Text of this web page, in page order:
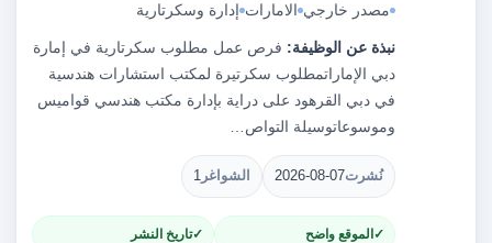
مصدر خارجي الامارات إدارة وسكرتارية
نبذة عن الوظيفة: فرص عمل مطلوب سكرتارية في إمارة
دبي الإماراتمطلوب سكرتيرة لمكتب استشارات هندسية
في دبي القرهود على دراية بإدارة مكتب هندسي قواميس
وموسوعاتوسيلة التواص…
نُشرت2026-08-07 الشواغر 1
الموقع واضح تاريخ النشر